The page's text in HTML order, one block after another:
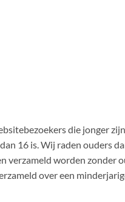
die jonger
16 is. Wij raden ouders
verzameld worden zonder
over een